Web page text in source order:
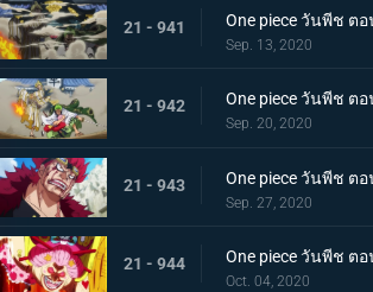
21 - 941
Sep. 13, 2020
21 - 942
Sep. 20, 2020
21 - 943
Sep. 27, 2020
21 - 944
Oct. 04, 2020